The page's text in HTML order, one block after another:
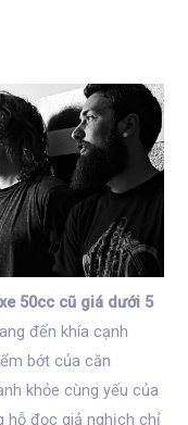
xe 50cc cũ giá dưới 5
đến khía cạnh
bớt của căn
khỏe cùng yếu của
hỗ đọc giả nghịch chỉ